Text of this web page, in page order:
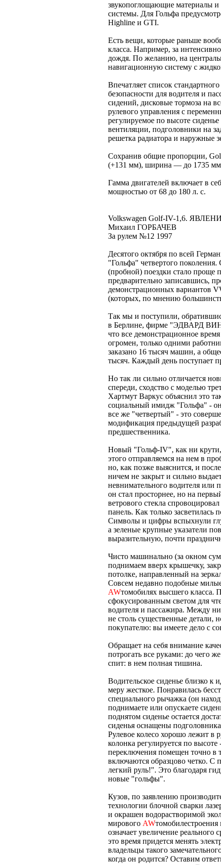
звукопоглощающие материалы
системы. Для Гольфа
Highline и GTI.
Есть вещи, которые раньше
класса. Например, за
дождя. По желанию, на
навигационную систему с
Впечатляет список
безопасности для водителя и
сидений, дисковые тормоза на
рулевого управления с
регулируемое по высоте
вентиляции, подголовники на
решетка радиатора и наружные
Сохранив общие пропорции,
(+131 мм), ширина — до 1735
Гамма двигателей включает в
мощностью от 68 до 180 л. с.
Volkswagen Golf-IV-1,6.
Михаил ГОРБАЧЕВ
За рулем №12 1997
Десятого октября по всей
"Гольфа" четвертого поколения.
(пробной) поездки стало проще
предварительно записавшись,
демонстрационных вариантов
(которых, по мнению
Так мы и поступили,
в Берлине, фирме "ЭДВАРД
что все демонстрационное
огромен, только одними
заказано 16 тысяч машин, а
тысяч. Каждый день поступает
Но так ли сильно отличается
спереди, сходство с моделью
Хартмут Варкус объяснил это
социальный имидж "Гольфа" -
все же "четвертый" - это
модификация предыдущей
предшественника.
Новый "Гольф-IV", как ни
этого отправляемся на нем в
но, как позже выяснится, и
ничем не закрыт и сильно
невнимательного водителя или
он стал просторнее, но на
ветрового стекла
панель. Как только
Символы и цифры вспыхнули
а зеленые крупные указатели
выразительную, почти
Чисто машинально (за окном
поднимаем вверх крышечку,
потолке, направленный на
Совсем недавно подобные
AWтомобилях высшего класса.
сфокусированным светом для
водителя и пассажира. Между
не столь существенные детали,
покупателю: вы имеете дело с
Обращает на себя внимание
потрогать все руками: до чего
спит: в нем полная тишина.
Водительское сиденье близко к
меру жесткое. Понравилась
специального рычажка (он
поднимаете или опускаете
поднятом сиденье остается
сиденья оснащены
Рулевое колесо хорошо лежит в
колонка регулируется по
переключения помещен точно в
включаются образцово четко.
легкий руль!". Это благодаря
новые "гольфы".
Кузов, по заявлению
технологии блочной сварки
и окрашен водорастворимой
мирового AWтомобилестроения
означает увеличение реального
это время придется менять
владельцы такого
когда он родится? Оставим